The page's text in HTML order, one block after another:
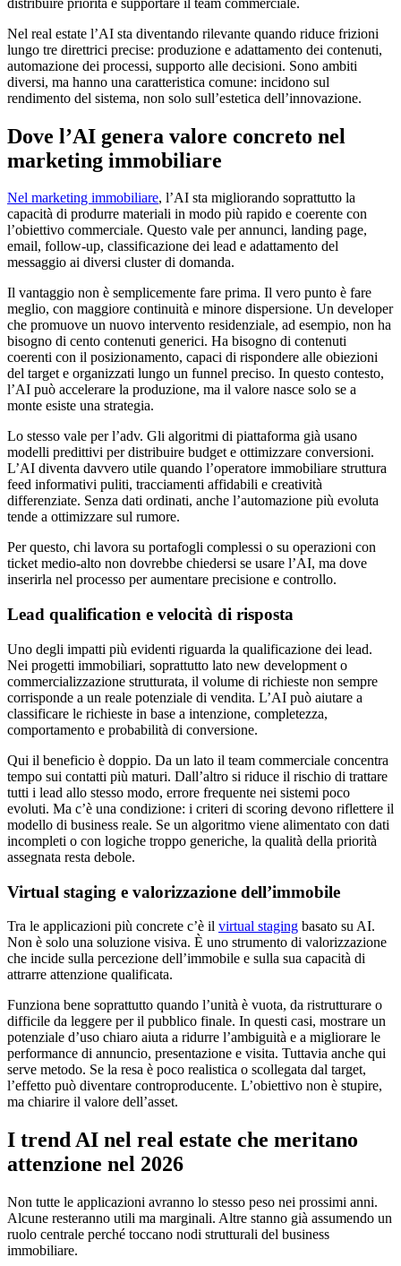
Nel real estate l’AI sta diventando rilevante quando riduce frizioni
lungo tre direttrici precise: produzione e adattamento dei contenuti,
automazione dei processi, supporto alle decisioni. Sono ambiti
diversi, ma hanno una caratteristica comune: incidono sul
rendimento del sistema, non solo sull’estetica dell’innovazione.
Dove l’AI genera valore concreto nel
marketing immobiliare
Nel marketing immobiliare, l’AI sta migliorando soprattutto la
capacità di produrre materiali in modo più rapido e coerente con
l’obiettivo commerciale. Questo vale per annunci, landing page,
email, follow-up, classificazione dei lead e adattamento del
messaggio ai diversi cluster di domanda.
Il vantaggio non è semplicemente fare prima. Il vero punto è fare
meglio, con maggiore continuità e minore dispersione. Un developer
che promuove un nuovo intervento residenziale, ad esempio, non ha
bisogno di cento contenuti generici. Ha bisogno di contenuti
coerenti con il posizionamento, capaci di rispondere alle obiezioni
del target e organizzati lungo un funnel preciso. In questo contesto,
l’AI può accelerare la produzione, ma il valore nasce solo se a
monte esiste una strategia.
Lo stesso vale per l’adv. Gli algoritmi di piattaforma già usano
modelli predittivi per distribuire budget e ottimizzare conversioni.
L’AI diventa davvero utile quando l’operatore immobiliare struttura
feed informativi puliti, tracciamenti affidabili e creatività
differenziate. Senza dati ordinati, anche l’automazione più evoluta
tende a ottimizzare sul rumore.
Per questo, chi lavora su portafogli complessi o su operazioni con
ticket medio-alto non dovrebbe chiedersi se usare l’AI, ma dove
inserirla nel processo per aumentare precisione e controllo.
Lead qualification e velocità di risposta
Uno degli impatti più evidenti riguarda la qualificazione dei lead.
Nei progetti immobiliari, soprattutto lato new development o
commercializzazione strutturata, il volume di richieste non sempre
corrisponde a un reale potenziale di vendita. L’AI può aiutare a
classificare le richieste in base a intenzione, completezza,
comportamento e probabilità di conversione.
Qui il beneficio è doppio. Da un lato il team commerciale concentra
tempo sui contatti più maturi. Dall’altro si riduce il rischio di trattare
tutti i lead allo stesso modo, errore frequente nei sistemi poco
evoluti. Ma c’è una condizione: i criteri di scoring devono riflettere il
modello di business reale. Se un algoritmo viene alimentato con dati
incompleti o con logiche troppo generiche, la qualità della priorità
assegnata resta debole.
Virtual staging e valorizzazione dell’immobile
Tra le applicazioni più concrete c’è il virtual staging basato su AI.
Non è solo una soluzione visiva. È uno strumento di valorizzazione
che incide sulla percezione dell’immobile e sulla sua capacità di
attrarre attenzione qualificata.
Funziona bene soprattutto quando l’unità è vuota, da ristrutturare o
difficile da leggere per il pubblico finale. In questi casi, mostrare un
potenziale d’uso chiaro aiuta a ridurre l’ambiguità e a migliorare le
performance di annuncio, presentazione e visita. Tuttavia anche qui
serve metodo. Se la resa è poco realistica o scollegata dal target,
l’effetto può diventare controproducente. L’obiettivo non è stupire,
ma chiarire il valore dell’asset.
I trend AI nel real estate che meritano
attenzione nel 2026
Non tutte le applicazioni avranno lo stesso peso nei prossimi anni.
Alcune resteranno utili ma marginali. Altre stanno già assumendo un
ruolo centrale perché toccano nodi strutturali del business
immobiliare.